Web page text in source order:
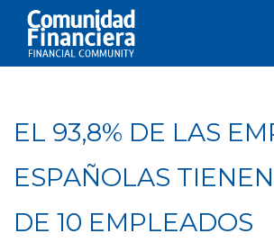
EL 93,8% DE LAS
ESPAÑOLAS
DE 10 EMPLEADOS